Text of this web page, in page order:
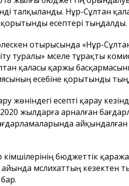
талқыланды. Нұр-Сұлтан
есептері тыңдалды.
отырысында «Нұр-
туралы» мәселе тұрақты
қаласы қаржы
есебіне қорытынды
жөніндегі есепті қарау
жылдарға арналған
бюджеттік
мәслихаттың кезектен